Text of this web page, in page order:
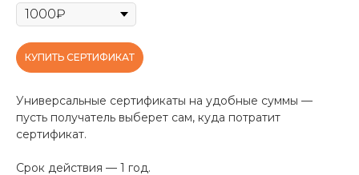
КУПИТЬ СЕРТИФИКАТ
Универсальные сертификаты на удобные суммы —
пусть получатель выберет сам, куда потратит
сертификат.
Срок действия — 1 год.